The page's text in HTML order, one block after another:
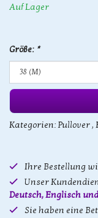
Auf Lager
Größe: *
Kategorien: Pullover,
Ihre Bestellung
Unser
Deutsch, Englisch
Sie haben eine